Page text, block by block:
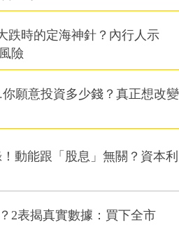
跌時的定海神針？內行人示
險
你願意投資多少錢？真正想改變
動能跟「股息」無關？資本利
2表揭真實數據：買下全市